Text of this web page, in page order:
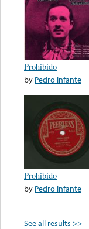
Prohibido
by Pedro Infante
Prohibido
by Pedro Infante
See all results >>